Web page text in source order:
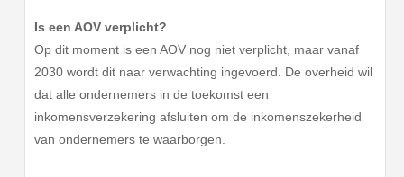
Is een AOV verplicht?
Op dit moment is een AOV nog niet verplicht, maar vanaf
2030 wordt dit naar verwachting ingevoerd. De overheid wil
dat alle ondernemers in de toekomst een
inkomensverzekering afsluiten om de inkomenszekerheid
van ondernemers te waarborgen.